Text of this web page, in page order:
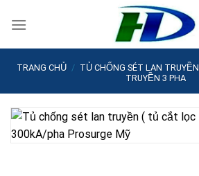
TRANG CHỦ / TỦ CHỐNG SÉT LAN TRUYỀN
TRUYỀN 3 PHA